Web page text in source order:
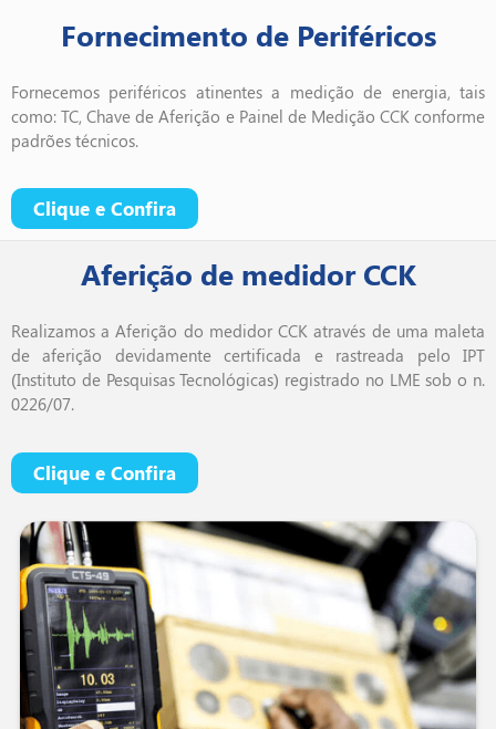
Fornecimento de Periféricos
Fornecemos periféricos atinentes a medição de energia, tais
como: TC, Chave de Aferição e Painel de Medição CCK conforme
padrões técnicos.
Clique e Confira
Aferição de medidor CCK
Realizamos a Aferição do medidor CCK através de uma maleta
de aferição devidamente certificada e rastreada pelo IPT
(Instituto de Pesquisas Tecnológicas) registrado no LME sob o n.
0226/07.
Clique e Confira